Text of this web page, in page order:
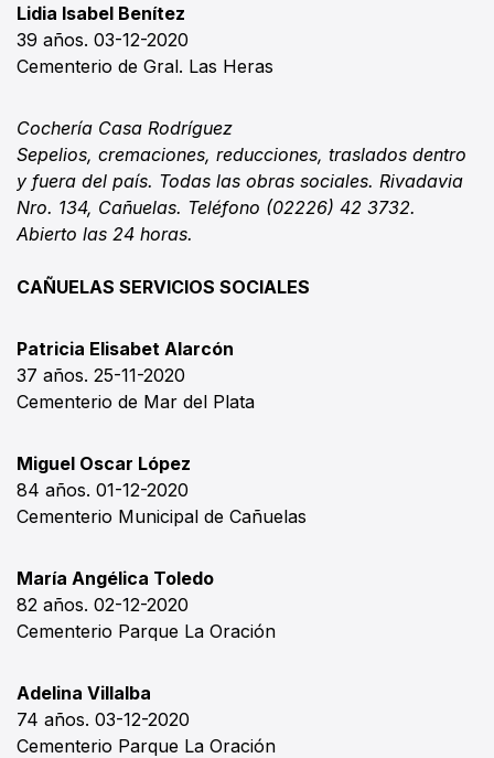
Lidia Isabel Benítez
39 años. 03-12-2020
Cementerio de Gral. Las Heras
Cochería Casa Rodríguez
Sepelios, cremaciones, reducciones, traslados dentro
y fuera del país. Todas las obras sociales. Rivadavia
Nro. 134, Cañuelas. Teléfono (02226) 42 3732.
Abierto las 24 horas.
CAÑUELAS SERVICIOS SOCIALES
Patricia Elisabet Alarcón
37 años. 25-11-2020
Cementerio de Mar del Plata
Miguel Oscar López
84 años. 01-12-2020
Cementerio Municipal de Cañuelas
María Angélica Toledo
82 años. 02-12-2020
Cementerio Parque La Oración
Adelina Villalba
74 años. 03-12-2020
Cementerio Parque La Oración